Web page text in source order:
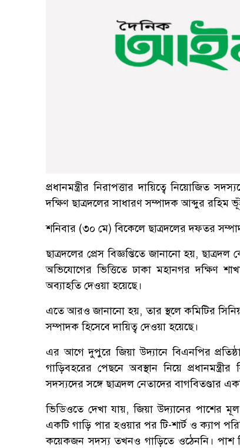
প্রধানমন্ত্রীর নিরাপত্তার দায়িত্বে নিয়োজিত
দক্ষিণ ছাত্রদলের সাধারণ সম্পাদক আব্দুর রহিম
শনিবার (৩০ মে) বিকেলে ছাত্রদলের দফতর
ছাত্রদলের প্রেস বিজ্ঞপ্তিতে জানানো হয়, ছাত্রদল
অভিযোগের ভিত্তিতে ঢাকা মহানগর দক্ষিণ
অব্যাহতি দেওয়া হয়েছে।
এতে আরও জানানো হয়, তার স্থলে কমিটির
সম্পাদক হিসেবে দায়িত্ব দেওয়া হয়েছে।
এর আগে দুপুরে জিয়া উদ্যানে বিএনপির
গাড়িবহরের পেছনে অবস্থান নিয়ে
সদস্যদের সঙ্গে ছাত্রদল নেতাদের বাগবিতণ্ডার
ভিডিওতে দেখা যায়, জিয়া উদ্যানের পাশের মূল
একটি গাড়ি পার হওয়ার পর টি-শার্ট ও ক্যাপ
কয়েকজন সদস্য তখনও গাড়িতে ওঠেননি। পাশ